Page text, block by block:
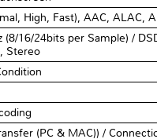
High, Fast), AAC, ALAC,
(8/16/24bits per Sample) /
Stereo
(PC & MAC)) /